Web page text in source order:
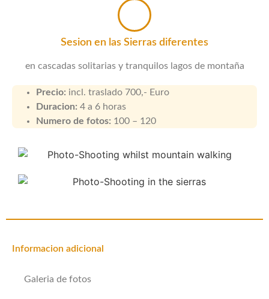
Sesion en las Sierras diferentes
en cascadas solitarias y tranquilos lagos de montaña
Precio: incl. traslado 700,- Euro
Duracion: 4 a 6 horas
Numero de fotos: 100 – 120
Informacion adicional
Galeria de fotos